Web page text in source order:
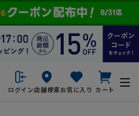
ログイン店舗検索お気に入り カート